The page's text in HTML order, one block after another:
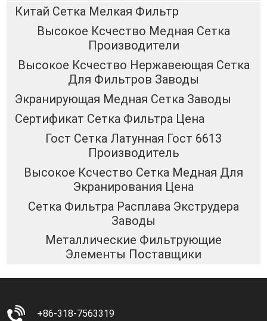
Китай Сетка Мелкая Фильтр
Высокое Ксчество Медная Сетка
Производители
Высокое Ксчество Нержавеющая Сетка
Для Фильтров Заводы
Экранирующая Медная Сетка Заводы
Сертификат Сетка Фильтра Цена
Гост Сетка Латунная Гост 6613
Производитель
Высокое Ксчество Сетка Медная Для
Экранирования Цена
Сетка Фильтра Расплава Экструдера
Заводы
Металлические Фильтрующие
Элементы Поставщики
+86-318-7563319